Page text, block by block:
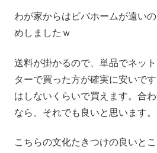
わが家からはビバホームが遠い
めしましたｗ
送料が掛かるので、単品でネッ
ターで買った方が確実に安いで
はしないくらいで買えます。合
なら、それでも良いと思います。
こちらの文化たきつけの良いと